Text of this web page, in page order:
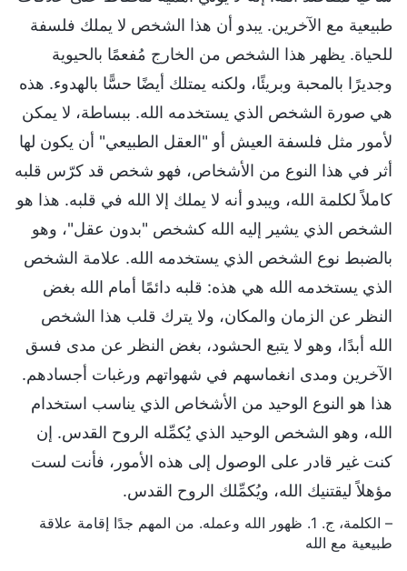
طبيعية مع الآخرين. يبدو أن هذا الشخص لا يملك فلسفة
للحياة. يظهر هذا الشخص من الخارج مُفعمًا بالحيوية
وجديرًا بالمحبة وبريئًا، ولكنه يمتلك أيضًا حسًّا بالهدوء. هذه
هي صورة الشخص الذي يستخدمه الله. ببساطة، لا يمكن
لأمور مثل فلسفة العيش أو "العقل الطبيعي" أن يكون لها
أثر في هذا النوع من الأشخاص، فهو شخص قد كرّس قلبه
كاملاً لكلمة الله، ويبدو أنه لا يملك إلا الله في قلبه. هذا هو
الشخص الذي يشير إليه الله كشخص "بدون عقل"، وهو
بالضبط نوع الشخص الذي يستخدمه الله. علامة الشخص
الذي يستخدمه الله هي هذه: قلبه دائمًا أمام الله بغض
النظر عن الزمان والمكان، ولا يترك قلب هذا الشخص
الله أبدًا، وهو لا يتبع الحشود، بغض النظر عن مدى فسق
الآخرين ومدى انغماسهم في شهواتهم ورغبات أجسادهم.
هذا هو النوع الوحيد من الأشخاص الذي يناسب استخدام
الله، وهو الشخص الوحيد الذي يُكمِّله الروح القدس. إن
كنت غير قادر على الوصول إلى هذه الأمور، فأنت لست
مؤهلاً ليقتنيك الله، ويُكمِّلك الروح القدس.
– الكلمة، ج. 1. ظهور الله وعمله. من المهم جدًا إقامة علاقة
طبيعية مع الله